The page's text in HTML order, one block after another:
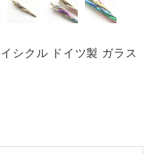
シクル ドイツ製 ガラス